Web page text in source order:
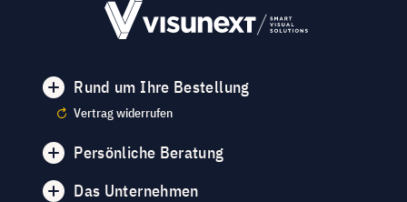
Rund um Ihre Bestellung
Vertrag widerrufen
Persönliche Beratung
Das Unternehmen